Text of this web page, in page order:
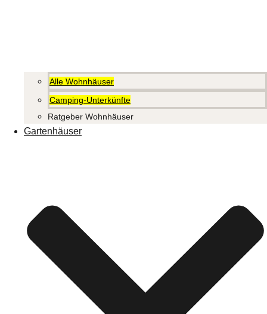
Alle Wohnhäuser
Camping-Unterkünfte
Ratgeber Wohnhäuser
Gartenhäuser